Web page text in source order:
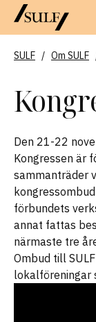
SULF / Om SULF
Den 21-22
Kongressen är
sammanträder
förbundets
annat fattas
närmaste tre
Ombud till
lokalföreningar